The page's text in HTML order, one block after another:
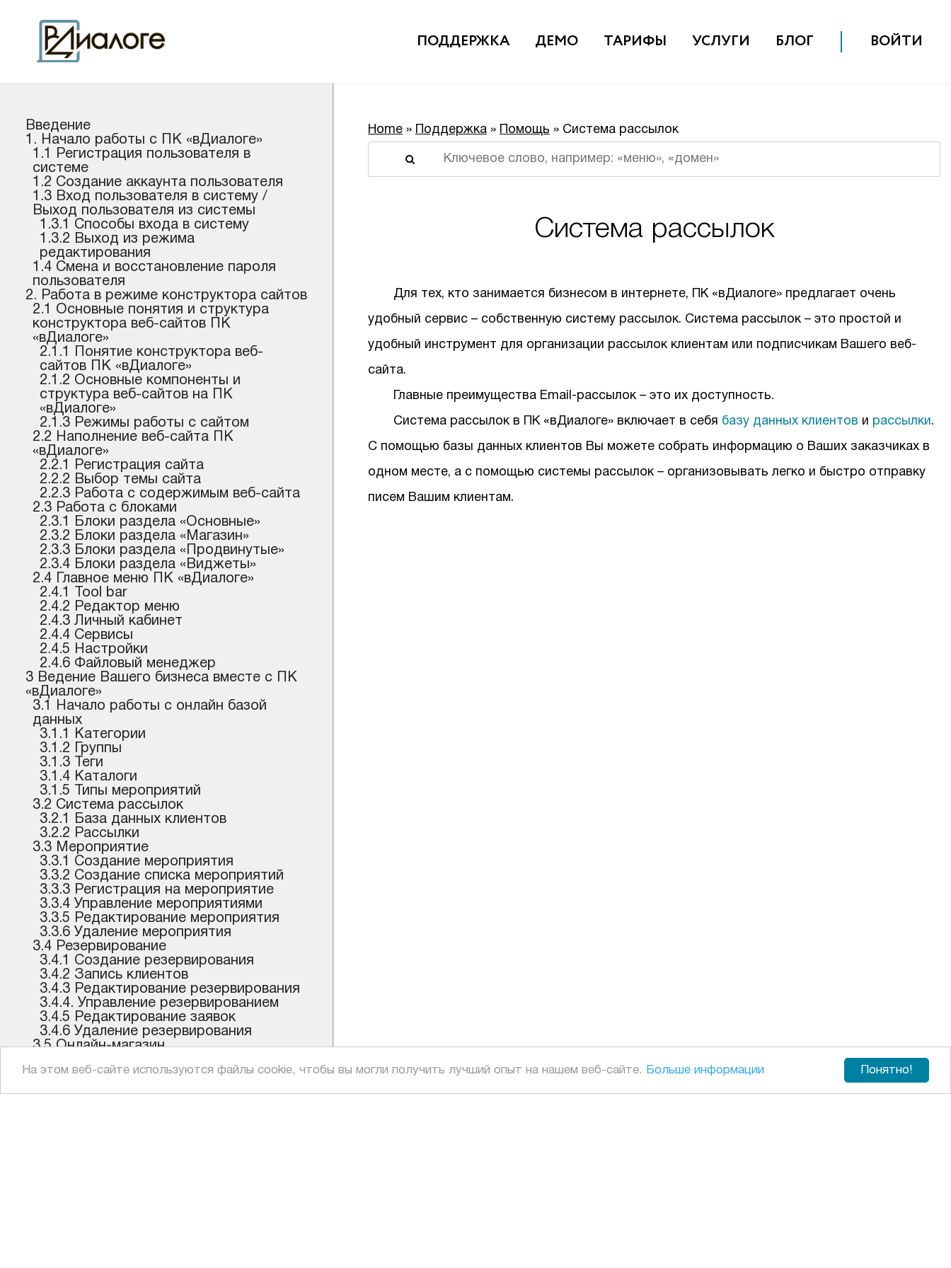
Понятно!
На этом веб-сайте используются файлы cookie, чтобы вы могли получить лучший опыт на нашем веб-сайте. Больше информации
ПОДДЕРЖКА ДЕМО ТАРИФЫ УСЛУГИ БЛОГ ВОЙТИ
Введение
1. Начало работы c ПК «вДиалоге»
1.1 Регистрация пользователя в
системе
1.2 Создание аккаунта пользователя
1.3 Вход пользователя в систему /
Выход пользователя из системы
1.3.1 Способы входа в систему
1.3.2 Выход из режима
редактирования
1.4 Смена и восстановление пароля
пользователя
2. Работа в режиме конструктора сайтов
2.1 Основные понятия и структура
конструктора веб-сайтов ПК
«вДиалоге»
2.1.1 Понятие конструктора веб-
сайтов ПК «вДиалоге»
2.1.2 Основные компоненты и
структура веб-сайтов на ПК
«вДиалоге»
2.1.3 Режимы работы с сайтом
2.2 Наполнение веб-сайта ПК
«вДиалоге»
2.2.1 Регистрация сайта
2.2.2 Выбор темы сайта
2.2.3 Работа с содержимым веб-сайта
2.3 Работа с блоками
2.3.1 Блоки раздела «Основные»
2.3.2 Блоки раздела «Магазин»
2.3.3 Блоки раздела «Продвинутые»
2.3.4 Блоки раздела «Виджеты»
2.4 Главное меню ПК «вДиалоге»
2.4.1 Tool bar
2.4.2 Редактор меню
2.4.3 Личный кабинет
2.4.4 Сервисы
2.4.5 Настройки
2.4.6 Файловый менеджер
3 Ведение Вашего бизнеса вместе с ПК
«вДиалоге»
3.1 Начало работы с онлайн базой
данных
3.1.1 Категории
3.1.2 Группы
3.1.3 Теги
3.1.4 Каталоги
3.1.5 Типы мероприятий
3.2 Система рассылок
3.2.1 База данных клиентов
3.2.2 Рассылки
3.3 Мероприятие
3.3.1 Создание мероприятия
3.3.2 Создание списка мероприятий
3.3.3 Регистрация на мероприятие
3.3.4 Управление мероприятиями
3.3.5 Редактирование мероприятия
3.3.6 Удаление мероприятия
3.4 Резервирование
3.4.1 Создание резервирования
3.4.2 Запись клиентов
3.4.3 Редактирование резервирования
3.4.4. Управление резервированием
3.4.5 Редактирование заявок
3.4.6 Удаление резервирования
3.5 Онлайн-магазин
3.5.2 Классификация товара
Home » Поддержка » Помощь » Система рассылок
Форма поиска
Поиск
Система рассылок
Для тех, кто занимается бизнесом в интернете, ПК «вДиалоге» предлагает очень
удобный сервис – собственную систему рассылок. Система рассылок – это простой и
удобный инструмент для организации рассылок клиентам или подписчикам Вашего веб-
сайта.
Главные преимущества Email-рассылок – это их доступность.
Система рассылок в ПК «вДиалоге» включает в себя базу данных клиентов и рассылки.
С помощью базы данных клиентов Вы можете собрать информацию о Ваших заказчиках в
одном месте, а с помощью системы рассылок – организовывать легко и быстро отправку
писем Вашим клиентам.